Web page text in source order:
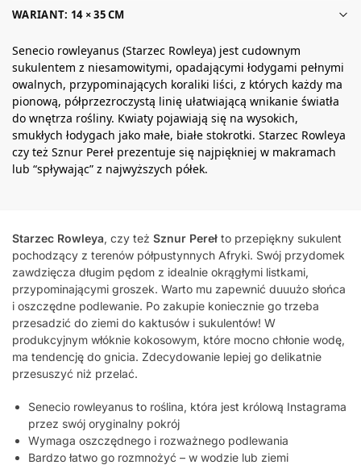
WARIANT: 14 × 35 CM
Senecio rowleyanus (Starzec Rowleya) jest cudownym
sukulentem z niesamowitymi, opadającymi łodygami pełnymi
owalnych, przypominających koraliki liści, z których każdy ma
pionową, półprzezroczystą linię ułatwiającą wnikanie światła
do wnętrza rośliny. Kwiaty pojawiają się na wysokich,
smukłych łodygach jako małe, białe stokrotki. Starzec Rowleya
czy też Sznur Pereł prezentuje się najpiękniej w makramach
lub “spływając” z najwyższych półek.
Starzec Rowleya, czy też Sznur Pereł to przepiękny sukulent
pochodzący z terenów półpustynnych Afryki. Swój przydomek
zawdzięcza długim pędom z idealnie okrągłymi listkami,
przypominającymi groszek. Warto mu zapewnić duuużo słońca
i oszczędne podlewanie. Po zakupie koniecznie go trzeba
przesadzić do ziemi do kaktusów i sukulentów! W
produkcyjnym włóknie kokosowym, które mocno chłonie wodę,
ma tendencję do gnicia. Zdecydowanie lepiej go delikatnie
przesuszyć niż przelać.
Senecio rowleyanus to roślina, która jest królową Instagrama
przez swój oryginalny pokrój
Wymaga oszczędnego i rozważnego podlewania
Bardzo łatwo go rozmnożyć – w wodzie lub ziemi